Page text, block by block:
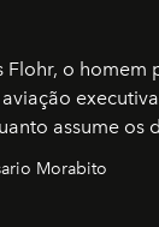
Flohr, o homem
assume os
Morabito